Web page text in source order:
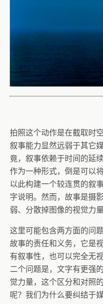
拍照这个动作是在截取时
叙事能力显然远弱于其它
竟，叙事依赖于时间的延
作为一种形式，倒是可以
以此构建一个较连贯的叙
字说明。然而，故事是摄
弱、分散掉图像的视觉力量
这里可能包含两方面的问
故事的责任和义务，它是
有叙事性，也可以完全无
二个问题是，文字有更强
觉力量，这个区分和对照
呢？我们为什么要纠结于